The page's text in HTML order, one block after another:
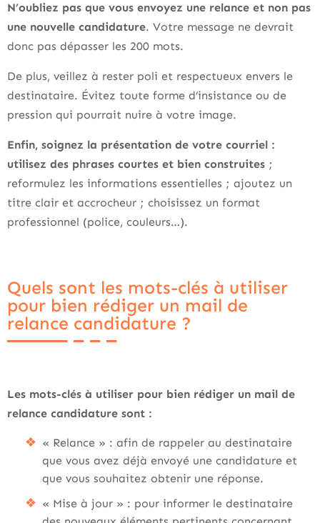
N’oubliez pas que vous envoyez une relance et non pas
une nouvelle candidature. Votre message ne devrait
donc pas dépasser les 200 mots.
De plus, veillez à rester poli et respectueux envers le
destinataire. Évitez toute forme d’insistance ou de
pression qui pourrait nuire à votre image.
Enfin, soignez la présentation de votre courriel :
utilisez des phrases courtes et bien construites ;
reformulez les informations essentielles ; ajoutez un
titre clair et accrocheur ; choisissez un format
professionnel (police, couleurs…).
Quels sont les mots-clés à utiliser
pour bien rédiger un mail de
relance candidature ?
Les mots-clés à utiliser pour bien rédiger un mail de
relance candidature sont :
« Relance » : afin de rappeler au destinataire
que vous avez déjà envoyé une candidature et
que vous souhaitez obtenir une réponse.
« Mise à jour » : pour informer le destinataire